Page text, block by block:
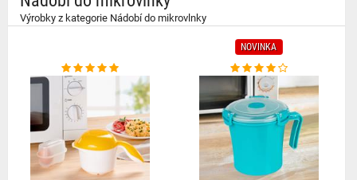
Výrobky z kategorie Nádobí do mikrovlnky
NOVINKA